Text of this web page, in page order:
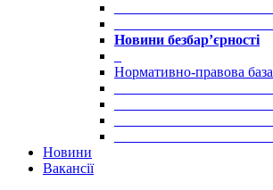
Новини безбар’єрності
Нормативно-правова база
Новини
Вакансії